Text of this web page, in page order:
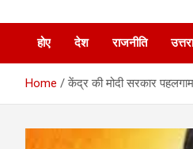
Prabhat
होए देश राजनीति
Home केंद्र की मोदी सरकार